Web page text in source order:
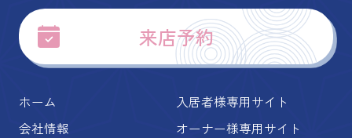
来店予約
ホーム
会社情報
入居者様専用サイト
オーナー様専用サイト